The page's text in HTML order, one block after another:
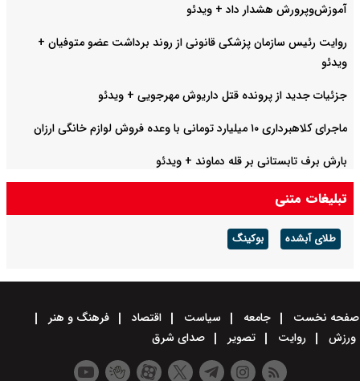
آموزش‌وپرورش هشدار داد +‌ ویدئو
روایت رئیس سازمان پزشکی قانونی از روند برداشت عضو متوفیان +
ویدئو
جزئیات جدید از پرونده قتل داریوش مهرجویی + ویدئو
ماجرای کلاهبرداری ۱۰ میلیارد تومانی با وعده فروش لوازم خانگی ارزان
بارش برف تابستانی بر قله دماوند + ویدئو
تبلیغات متنی
طلای آبشده بوکینگ
صفحه نخست جامعه سیاست اقتصاد
فرهنگ و هنر
ورزش
روایت تصویر صدای شرق